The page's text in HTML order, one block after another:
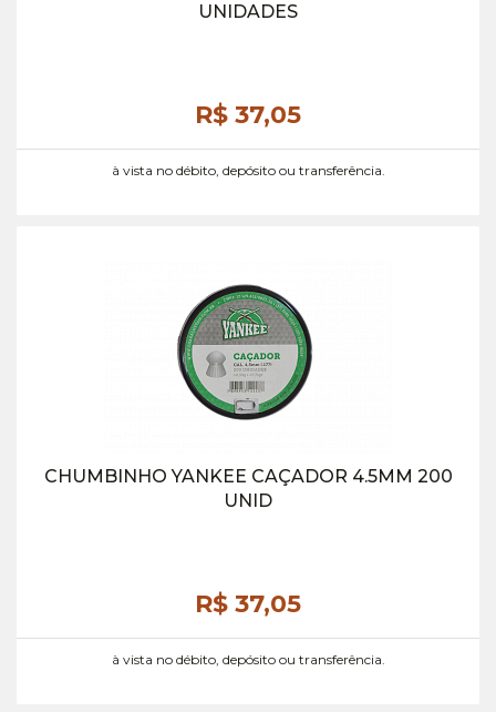
UNIDADES
R$ 37,05
à vista no débito, depósito ou transferência.
CHUMBINHO YANKEE CAÇADOR 4.5MM 200
UNID
R$ 37,05
à vista no débito, depósito ou transferência.